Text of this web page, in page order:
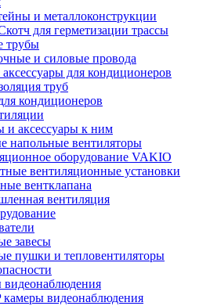
и металлоконструкции
для герметизации трассы
трубы
и силовые провода
для кондиционеров
труб
кондиционеров
и аксессуары к ним
напольные вентиляторы
оборудование VAKIO
вентиляционные установки
вентклапана
вентиляция
завесы
пушки и тепловентиляторы
камеры видеонаблюдения